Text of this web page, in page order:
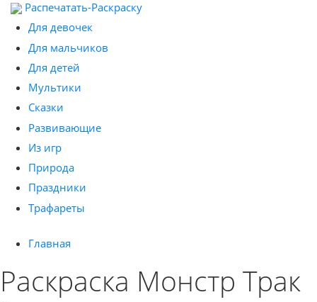
Распечатать-Раскраску
Для девочек
Для мальчиков
Для детей
Мультики
Сказки
Развивающие
Из игр
Природа
Праздники
Трафареты
Главная
Раскраска Монстр Трак